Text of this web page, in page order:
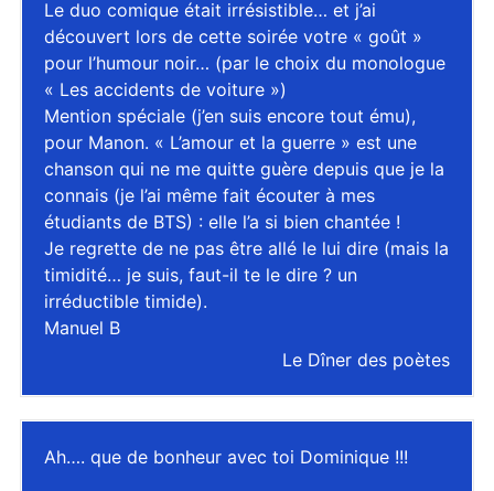
Le duo comique était irrésistible… et j’ai
découvert lors de cette soirée votre « goût »
pour l’humour noir… (par le choix du monologue
« Les accidents de voiture »)
Mention spéciale (j’en suis encore tout ému),
pour Manon. « L’amour et la guerre » est une
chanson qui ne me quitte guère depuis que je la
connais (je l’ai même fait écouter à mes
étudiants de BTS) : elle l’a si bien chantée !
Je regrette de ne pas être allé le lui dire (mais la
timidité… je suis, faut-il te le dire ? un
irréductible timide).
Manuel B
Le Dîner des poètes
Ah…. que de bonheur avec toi Dominique !!!